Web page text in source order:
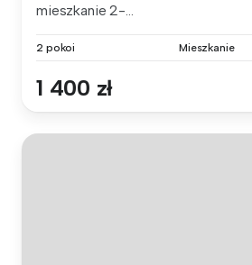
mieszkanie 2-...
2 pokoi Mieszkanie
1 400 zł